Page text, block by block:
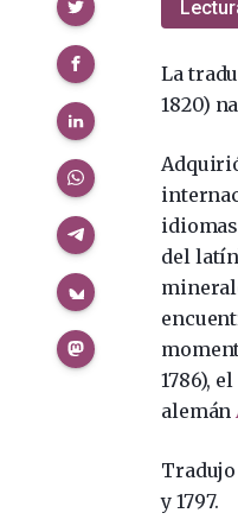
La
1820)
del
1786),
alemán
y 1797.